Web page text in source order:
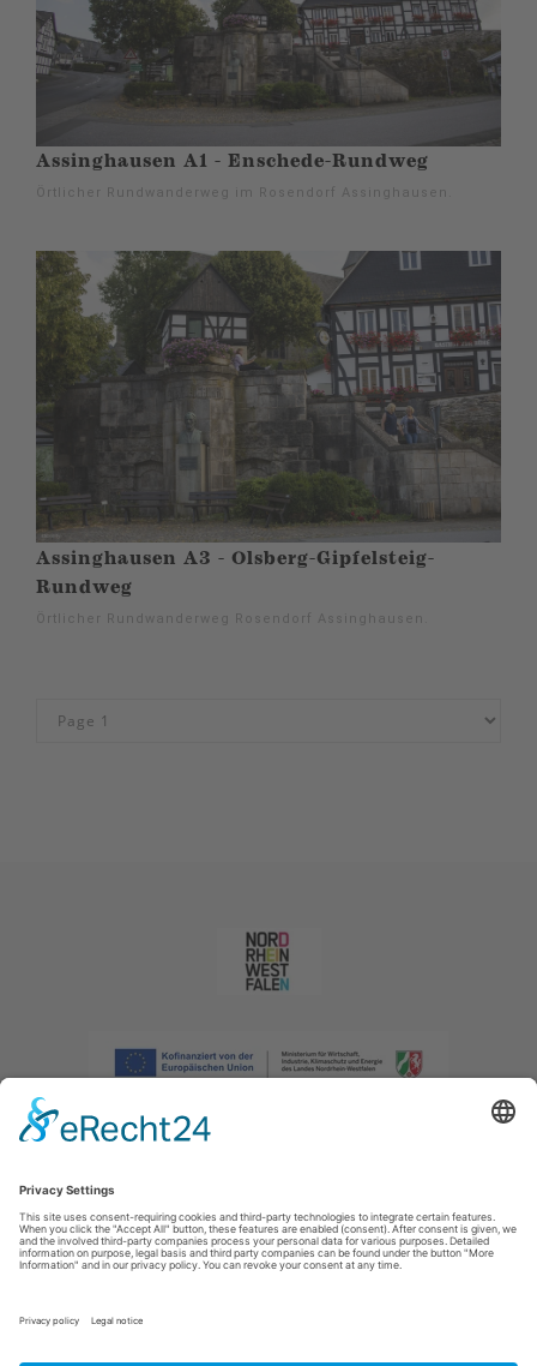
Assinghausen A1 - Enschede-Rundweg
Örtlicher Rundwanderweg im Rosendorf Assinghausen.
Assinghausen A3 - Olsberg-Gipfelsteig-
Rundweg
Örtlicher Rundwanderweg Rosendorf Assinghausen.
Afdruk |Privacybeleid|Verklaring van toegankelijkheid